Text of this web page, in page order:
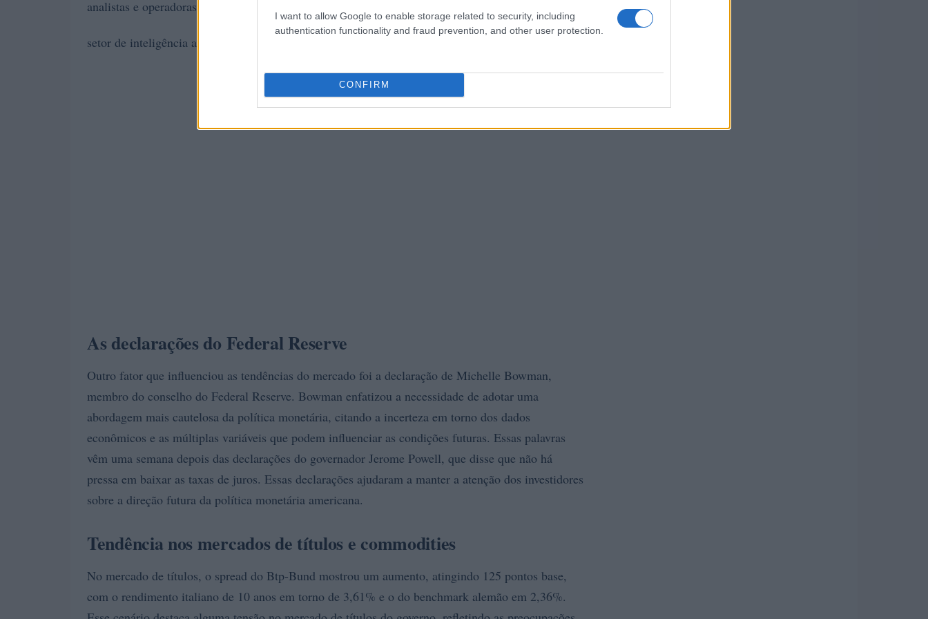
I want to allow Google to enable storage related to security, including
authentication functionality and fraud prevention, and other user protection.
CONFIRM
analistas e operadoras estão avaliando com cautela as perspectivas futuras da empresa no
setor de inteligência artificial.
As declarações do Federal Reserve
Outro fator que influenciou as tendências do mercado foi a declaração de Michelle Bowman,
membro do conselho do Federal Reserve. Bowman enfatizou a necessidade de adotar uma
abordagem mais cautelosa da política monetária, citando a incerteza em torno dos dados
econômicos e as múltiplas variáveis que podem influenciar as condições futuras. Essas palavras
vêm uma semana depois das declarações do governador Jerome Powell, que disse que não há
pressa em baixar as taxas de juros. Essas declarações ajudaram a manter a atenção dos investidores
sobre a direção futura da política monetária americana.
Tendência nos mercados de títulos e commodities
No mercado de títulos, o spread do Btp-Bund mostrou um aumento, atingindo 125 pontos base,
com o rendimento italiano de 10 anos em torno de 3,61% e o do benchmark alemão em 2,36%.